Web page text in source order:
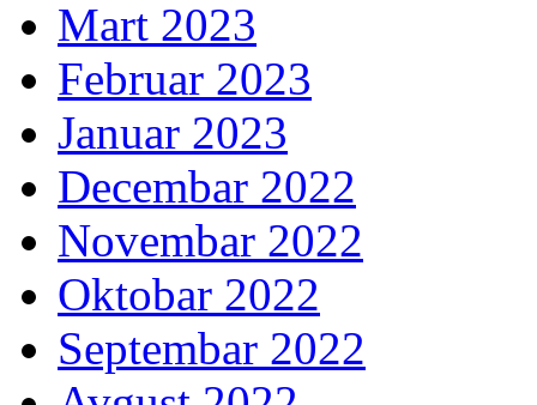
Mart 2023
Februar 2023
Januar 2023
Decembar 2022
Novembar 2022
Oktobar 2022
Septembar 2022